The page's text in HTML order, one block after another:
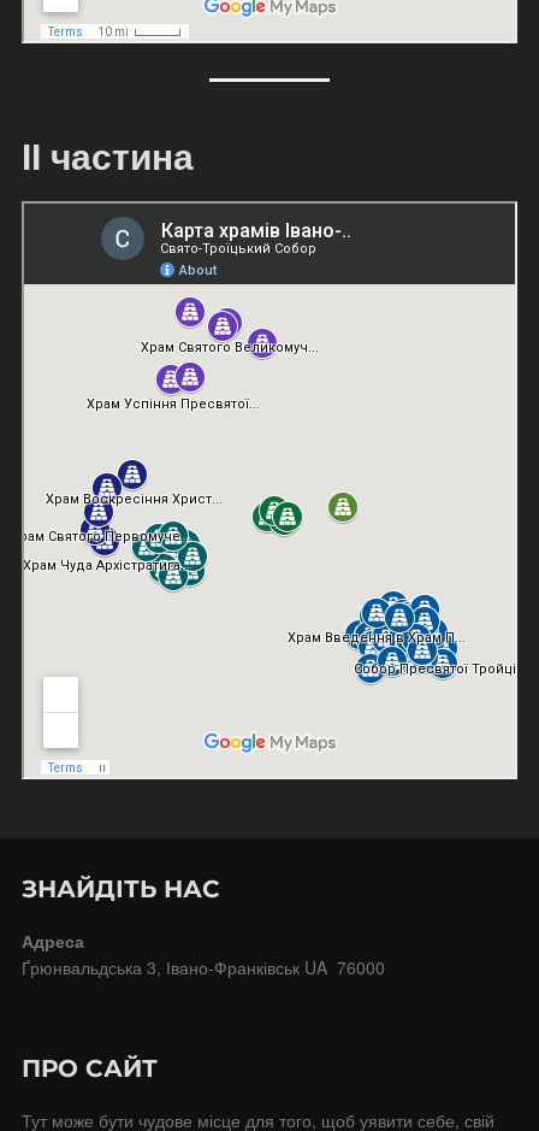
ІІ частина
ЗНАЙДІТЬ НАС
Адреса
Ґрюнвальдська 3, Івано-Франківськ UA 76000
ПРО САЙТ
Тут може бути чудове місце для того, щоб уявити себе, свій